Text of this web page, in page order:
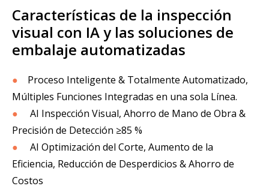
Características de la inspección
visual con IA y las soluciones de
embalaje automatizadas
●
Proceso Inteligente & Totalmente Automatizado,
Múltiples Funciones Integradas en una sola Línea.
● AI Inspección Visual, Ahorro de Mano de Obra &
Precisión de Detección ≥85 %
● AI Optimización del Corte, Aumento de la
Eficiencia, Reducción de Desperdicios & Ahorro de
Costos